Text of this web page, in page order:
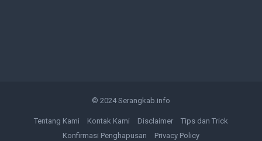
© 2024Serangkab.info
Tentang Kami Kontak Kami Disclaimer
Tips dan Trick
Konfirmasi Penghapusan
Privacy Policy